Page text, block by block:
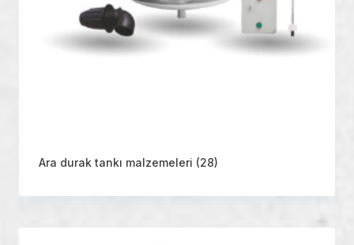
Ara durak tankı malzemeleri (28)